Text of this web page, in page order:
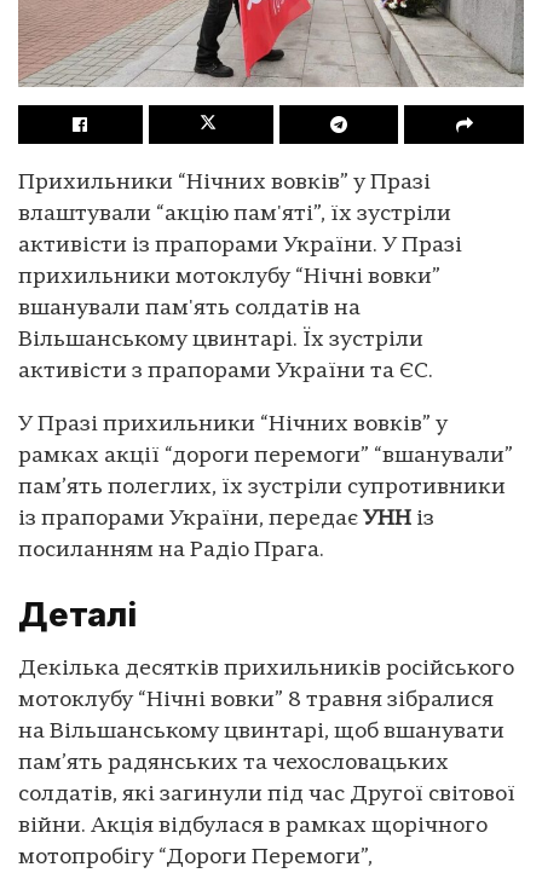
Прихильники “Нічних вовків” у Празі
влаштували “акцію пам'яті”, їх зустріли
активісти із прапорами України. У Празі
прихильники мотоклубу “Нічні вовки”
вшанували пам'ять солдатів на
Вільшанському цвинтарі. Їх зустріли
активісти з прапорами України та ЄС.
У Празі прихильники “Нічних вовків” у
рамках акції “дороги перемоги” “вшанували”
пам’ять полеглих, їх зустріли супротивники
із прапорами України, передає УНН із
посиланням на Радіо Прага.
Деталі
Декілька десятків прихильників російського
мотоклубу “Нічні вовки” 8 травня зібралися
на Вільшанському цвинтарі, щоб вшанувати
пам’ять радянських та чехословацьких
солдатів, які загинули під час Другої світової
війни. Акція відбулася в рамках щорічного
мотопробігу “Дороги Перемоги”,